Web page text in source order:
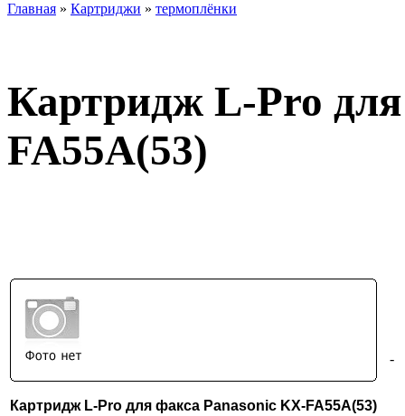
Главная » Картриджи » термоплёнки
Картридж L-Pro
FA55A(53)
Картридж L-Pro для факса Panasonic KX-FA55A(53)
-